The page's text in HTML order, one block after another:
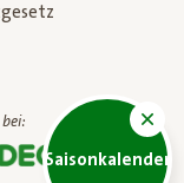
Saisonkalender